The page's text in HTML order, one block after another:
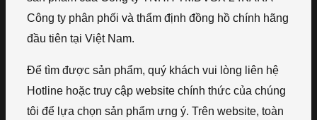
Công ty phân phối và thẩm định đồng hồ chính hãng
đầu tiên tại Việt Nam.
Để tìm được sản phẩm, quý khách vui lòng liên hệ
Hotline hoặc truy cập website chính thức của chúng
tôi để lựa chọn sản phẩm ưng ý. Trên website, toàn